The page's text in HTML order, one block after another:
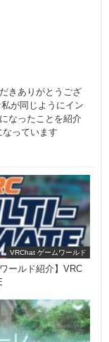
きありがとうござ
が同じようにイン
なったことを紹介
なっています
VRChat ゲームワールド
ワールド紹介】VRC